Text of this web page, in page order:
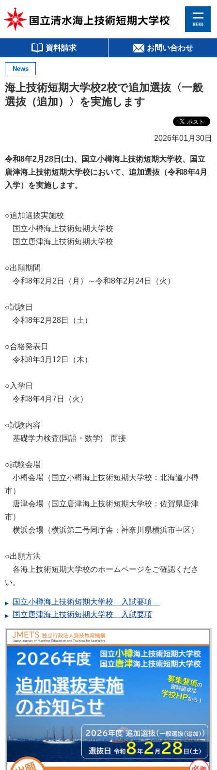
資料請求 お問い合わせ
News
海上技術短期大学校2校で追加選抜〈一般
選抜（追加）〉を実施します
2026年01月30日
令和8年2月28日(土)、国立小樽海上技術短期大学校、国立
唐津海上技術短期大学校において、追加選抜（令和8年4月
入学）を実施します。
○追加選抜実施校
国立小樽海上技術短期大学校
国立唐津海上技術短期大学校
○出願期間
令和8年2月2日（月）～令和8年2月24日（火）
○試験日
令和8年2月28日（土）
○合格発表日
令和8年3月12日（木）
○入学日
令和8年4月7日（火）
○試験内容
基礎学力検査(国語・数学) 面接
○試験会場
小樽会場（国立小樽海上技術短期大学校：北海道小樽
市）
唐津会場（国立唐津海上技術短期大学校：佐賀県唐津
市）
横浜会場（横浜第二号同庁舎：神奈川県横浜市中区）
○出願方法
各海上技術短期大学校のホームページをご確認くださ
い。
国立小樽海上技術短期大学校 入試要項
国立唐津海上技術短期大学校 入試要項